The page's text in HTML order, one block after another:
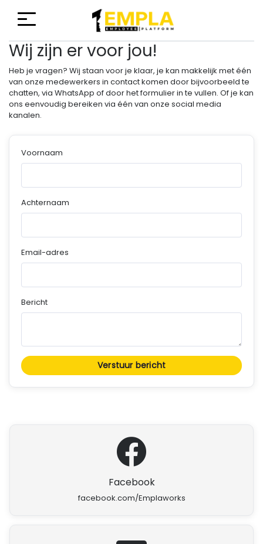
Voornaam
Achternaam
Email-adres
Bericht
Verstuur bericht
Wij zijn er voor jou!
Heb je vragen? Wij staan voor je klaar, je kan makkelijk met één
van onze medewerkers in contact komen door bijvoorbeeld te
chatten, via WhatsApp of door het formulier in te vullen. Of je kan
ons eenvoudig bereiken via één van onze social media
kanalen.
Facebook
facebook.com/Emplaworks